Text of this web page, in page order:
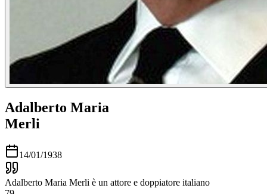
Adalberto Maria
Merli
14/01/1938
Adalberto Maria Merli è un attore e doppiatore italiano